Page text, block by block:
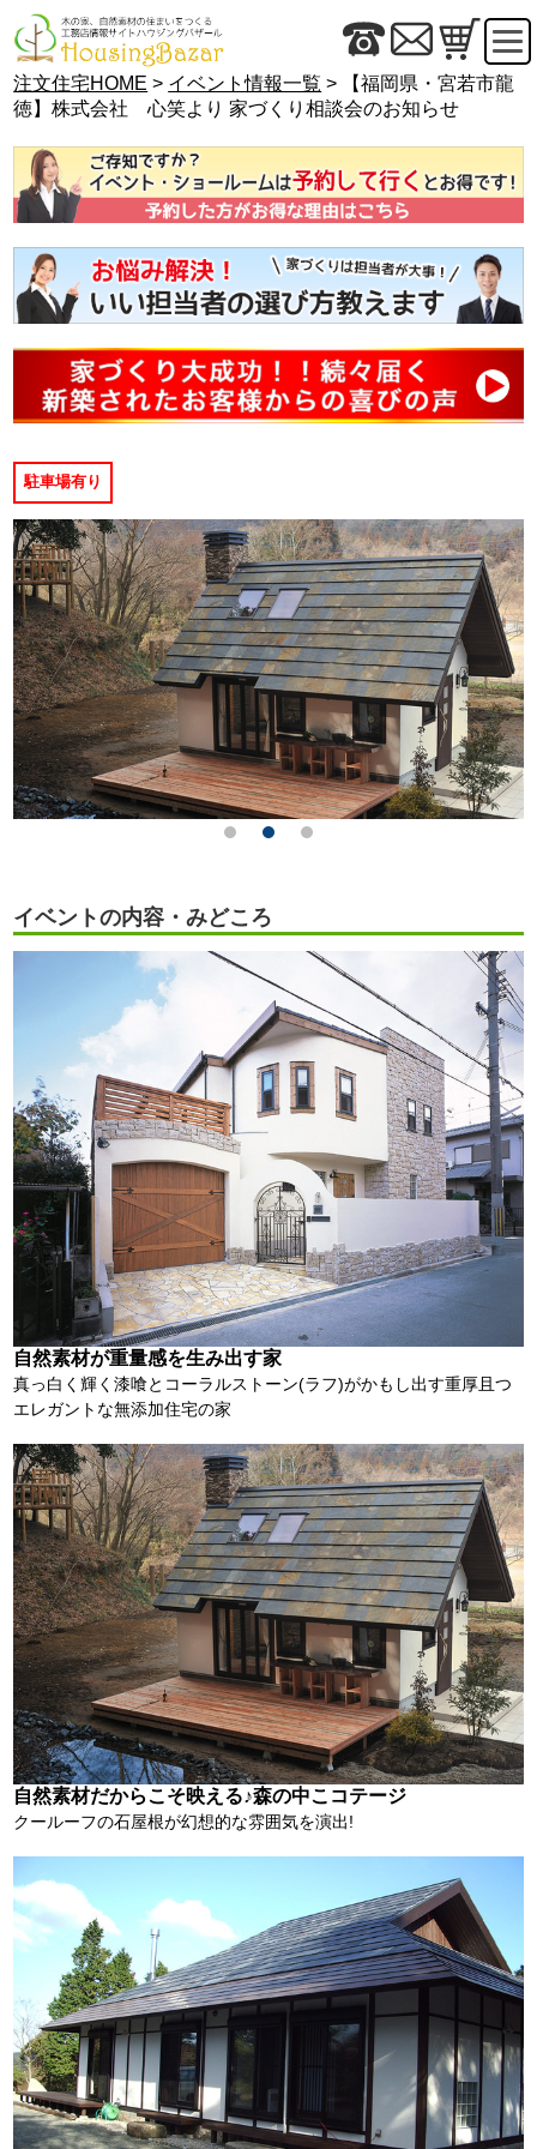
注文住宅HOME > イベント情報一覧 > 【福岡県・宮若市龍
徳】株式会社 心笑より 家づくり相談会のお知らせ
駐車場有り
イベントの内容・みどころ
自然素材が重量感を生み出す家
真っ白く輝く漆喰とコーラルストーン(ラフ)がかもし出す重厚且つ
エレガントな無添加住宅の家
自然素材だからこそ映える♪森の中こコテージ
クールーフの石屋根が幻想的な雰囲気を演出!